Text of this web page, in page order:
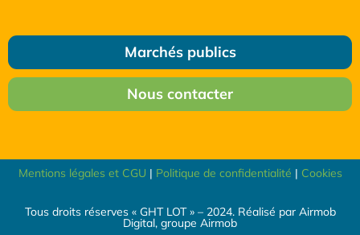
Marchés publics
Nous contacter
Mentions légales et CGU | Politique de confidentialité | Cookies
Tous droits réserves « GHT LOT » – 2024. Réalisé par Airmob
Digital, groupe Airmob